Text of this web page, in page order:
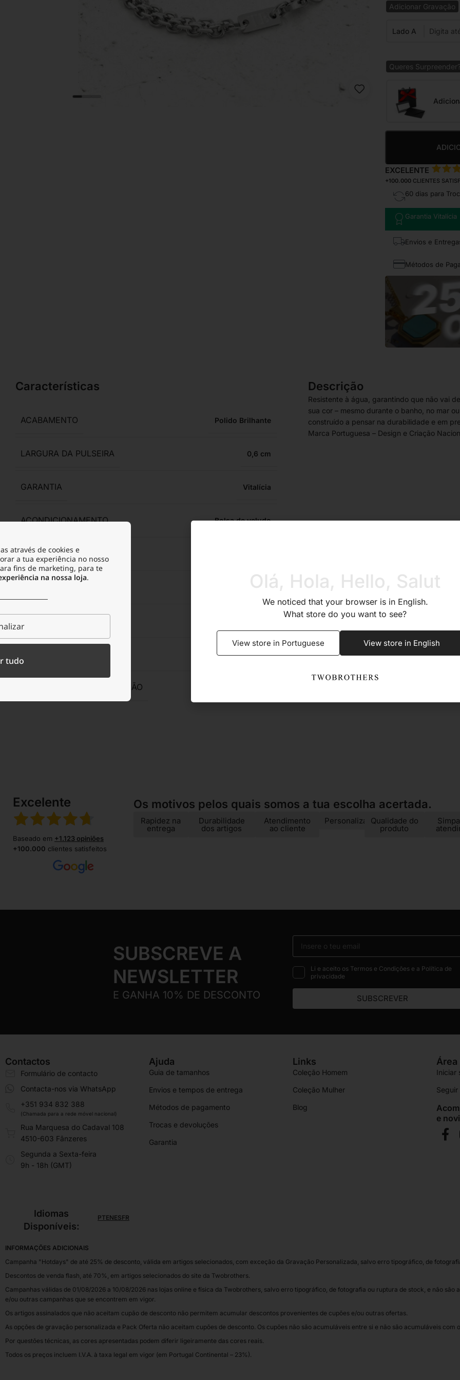
Adicionar Gravação
Lado A
Queres Surpreender?
EXCELENTE
+100.000 CLIENTES
60 dias para
Garantia Vitalícia
Envios e
Métodos de
Características
ACABAMENTO Polido Brilhante
LARGURA DA PULSEIRA 0,6
GARANTIA Vitalícia
ACONDICIONAMENTO Bolsa de veludo
ANTIALÉRGICO
Aço inoxidável 316L
Sim
RESISTENTE À TRANSPIRAÇÃO
Descrição
Resistente à água, garantindo que não vai
sua cor – mesmo durante o banho, no mar
construído a pensar na durabilidade e em
Marca Portuguesa – Design e Criação
Excelente
Baseado em +1.123 opiniões
+100.000 clientes satisfeitos
Os motivos pelos quais somos a tua escolha acertada.
Rapidez na
entrega
Durabilidade
dos artigos
Atendimento
ao cliente
PersonalizaçãoQualidade do
produto
SUBSCREVE A
NEWSLETTER
E GANHA 10% DE DESCONTO
Li e aceito os Termos e Condições e a Política de
privacidade
SUBSCREVER
Contactos
Formulário de contacto
Contacta-nos via WhatsApp
+351 934 832 388
(Chamada para a rede móvel nacional)
Rua Marquesa do Cadaval 108
4510-603 Fânzeres
Segunda a Sexta-feira
9h - 18h (GMT)
Ajuda
Guia de tamanhos
Envios e tempos de entrega
Métodos de pagamento
Trocas e devoluções
Garantia
Links
Coleção Homem
Coleção Mulher
Blog
Área
Iniciar
e
Idiomas
Disponíveis:
PTENESFR
INFORMAÇÕES ADICIONAIS
Campanha "Hotdays" de até 25% de desconto, válida em artigos selecionados, com exceção da Gravação Personalizada, salvo erro tipográfico, de
Descontos de venda flash, até 70%, em artigos selecionados do site da Twobrothers.
Campanhas válidas de 01/08/2026 a 10/08/2026 nas lojas online e física da Twobrothers, salvo erro tipográfico, de fotografia ou ruptura de stock, e não são
e/ou outras campanhas que se encontrem em vigor.
Os artigos assinalados que não aceitam cupão de desconto não permitem acumular descontos provenientes de cupões e/ou outras ofertas.
As opções de gravação personalizada e Pack Oferta não aceitam cupões de desconto. Os cupões não são acumuláveis entre si e não são acumuláveis com
Por questões técnicas, as cores apresentadas podem diferir ligeiramente das cores reais.
Todos os preços incluem I.V.A. à taxa legal em vigor (em Portugal Continental – 23%).
através de cookies e
a tua experiência no nosso
fins de marketing, para te
na nossa loja.
tudo
Olá, Hola, Hello, Salut
We noticed that your browser is in English.
What store do you want to see?
View store in Portuguese View store in English